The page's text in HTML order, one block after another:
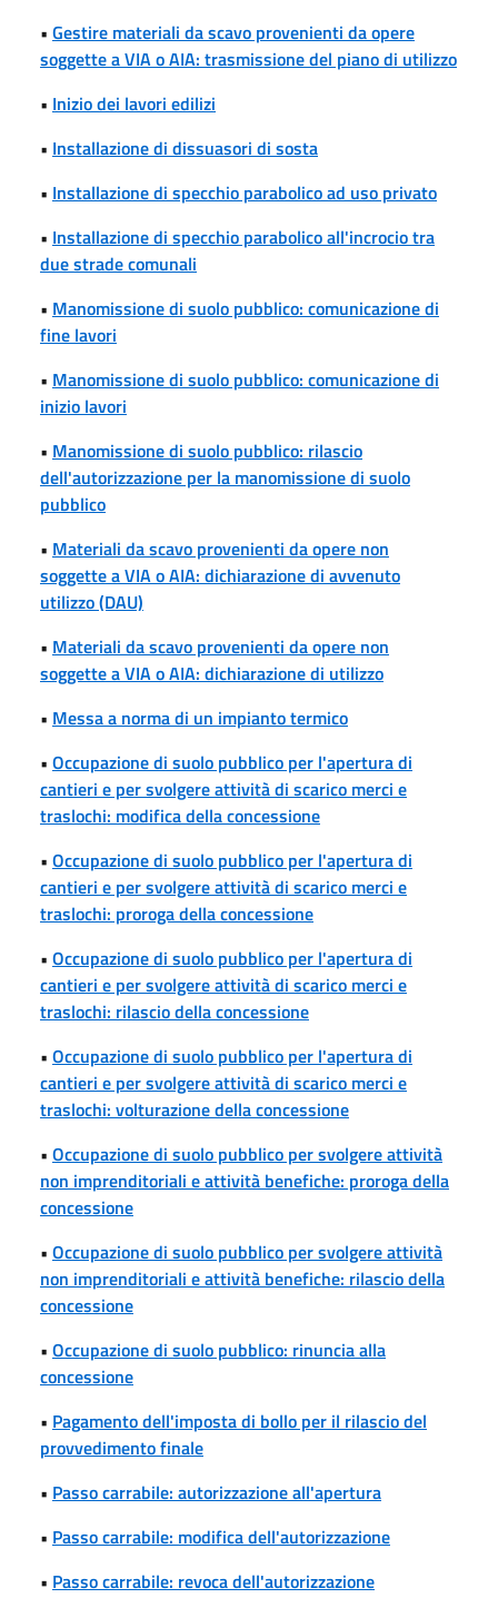
• Gestire materiali da scavo provenienti da opere
soggette a VIA o AIA: trasmissione del piano di utilizzo
• Inizio dei lavori edilizi
• Installazione di dissuasori di sosta
• Installazione di specchio parabolico ad uso privato
• Installazione di specchio parabolico all'incrocio tra
due strade comunali
• Manomissione di suolo pubblico: comunicazione di
fine lavori
• Manomissione di suolo pubblico: comunicazione di
inizio lavori
• Manomissione di suolo pubblico: rilascio
dell'autorizzazione per la manomissione di suolo
pubblico
• Materiali da scavo provenienti da opere non
soggette a VIA o AIA: dichiarazione di avvenuto
utilizzo (DAU)
• Materiali da scavo provenienti da opere non
soggette a VIA o AIA: dichiarazione di utilizzo
• Messa a norma di un impianto termico
• Occupazione di suolo pubblico per l'apertura di
cantieri e per svolgere attività di scarico merci e
traslochi: modifica della concessione
• Occupazione di suolo pubblico per l'apertura di
cantieri e per svolgere attività di scarico merci e
traslochi: proroga della concessione
• Occupazione di suolo pubblico per l'apertura di
cantieri e per svolgere attività di scarico merci e
traslochi: rilascio della concessione
• Occupazione di suolo pubblico per l'apertura di
cantieri e per svolgere attività di scarico merci e
traslochi: volturazione della concessione
• Occupazione di suolo pubblico per svolgere attività
non imprenditoriali e attività benefiche: proroga della
concessione
• Occupazione di suolo pubblico per svolgere attività
non imprenditoriali e attività benefiche: rilascio della
concessione
• Occupazione di suolo pubblico: rinuncia alla
concessione
• Pagamento dell'imposta di bollo per il rilascio del
provvedimento finale
• Passo carrabile: autorizzazione all'apertura
• Passo carrabile: modifica dell'autorizzazione
• Passo carrabile: revoca dell'autorizzazione